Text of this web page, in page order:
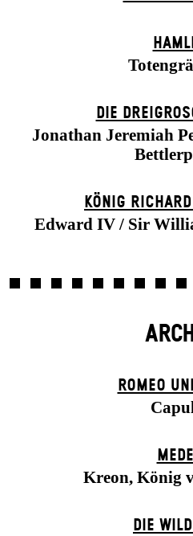
DIE
Jonathan Jeremiah
KÖNIG
Edward IV / Sir
ROMEO
Kreon, König
DIE